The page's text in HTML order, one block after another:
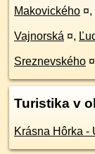
Makovického ¤,
Vajnorská ¤,
Sreznevského ¤
Turistika v
Krásna Hôrka -